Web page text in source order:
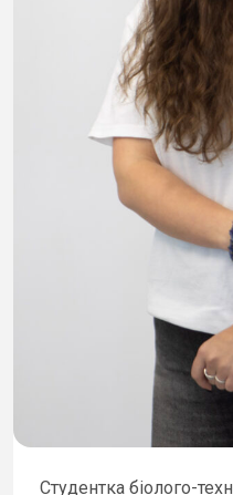
Студентка біолого-